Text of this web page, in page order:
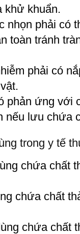
khử khuẩn.
nhọn phải có
toàn tránh
phải có
phản ứng
nếu lưu chứa
trong y tế
chứa chất
chứa chất
chứa chất